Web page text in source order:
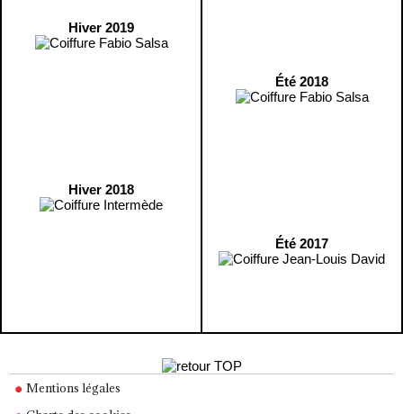
Hiver 2019
Hiver 2018
Été 2018
Été 2017
Mentions légales